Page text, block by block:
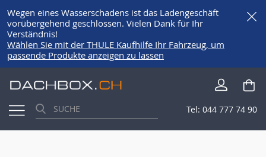
Wegen eines Wasserschadens ist das Ladengeschäft
vorübergehend geschlossen. Vielen Dank für Ihr
Verständnis!
Wählen Sie mit der THULE Kaufhilfe Ihr Fahrzeug, um
passende Produkte anzeigen zu lassen
zum
Tel: 044 777 74 90